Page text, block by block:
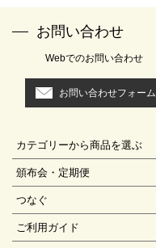
お問い合わせ
Webでのお問い合わせ
お問い合わせフォーム
カテゴリーから商品を選ぶ
頒布会・定期便
つなぐ
ご利用ガイド